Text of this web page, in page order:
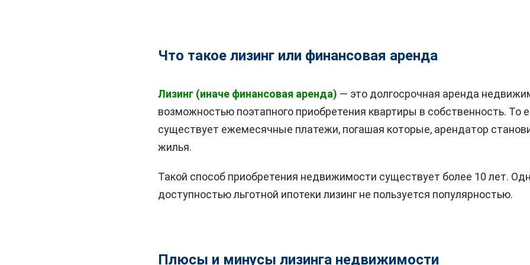
Что такое лизинг или финансовая аренда
Лизинг (иначе финансовая аренда) — это долгосрочная аренда
возможностью поэтапного приобретения квартиры в собственность. То
существует ежемесячные платежи, погашая которые, арендатор
жилья.
Такой способ приобретения недвижимости существует более 10 лет.
доступностью льготной ипотеки лизинг не пользуется популярностью.
Плюсы и минусы лизинга недвижимости